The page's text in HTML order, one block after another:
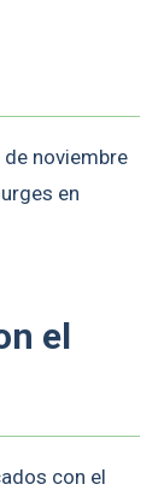
noviembre
en
el
con el